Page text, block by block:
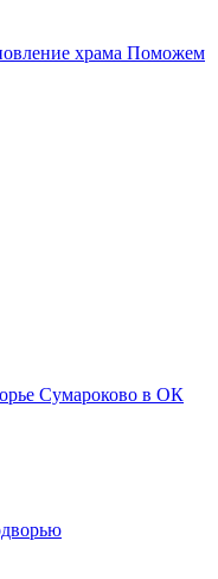
Поможем